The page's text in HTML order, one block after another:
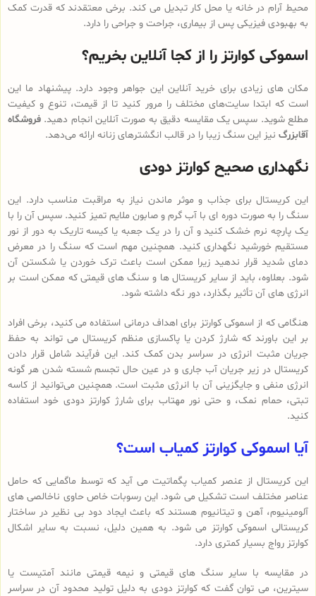
محیط آرام در خانه یا محل کار تبدیل می کند. برخی معتقدند که قدرت کمک
به بهبودی فیزیکی پس از بیماری، جراحت و جراحی را دارد.
اسموکی کوارتز را از کجا آنلاین بخریم؟
مکان های زیادی برای خرید آنلاین این جواهر وجود دارد. پیشنهاد ما این
است که ابتدا سایت‌های مختلف را مرور کنید تا از قیمت، تنوع و کیفیت
مطلع شوید. سپس یک مقایسه دقیق به صورت آنلاین انجام دهید. فروشگاه
آقابزرگ نیز این سنگ زیبا را در قالب انگشترهای زنانه ارائه می‌دهد.
نگهداری صحیح کوارتز دودی
این کریستال برای جذاب و موثر ماندن نیاز به مراقبت مناسب دارد. این
سنگ را به صورت دوره ای با آب گرم و صابون ملایم تمیز کنید. سپس آن را با
یک پارچه نرم خشک کنید و آن را در یک جعبه یا کیسه تاریک به دور از نور
مستقیم خورشید نگهداری کنید. همچنین مهم است که سنگ را در معرض
دمای شدید قرار ندهید زیرا ممکن است باعث ترک خوردن یا شکستن آن
شود. بعلاوه، باید از سایر کریستال ها و سنگ های قیمتی که ممکن است بر
انرژی های آن تأثیر بگذارد، دور نگه داشته شود.
هنگامی که از اسموکی کوارتز برای اهداف درمانی استفاده می کنید، برخی افراد
بر این باورند که شارژ کردن یا پاکسازی منظم کریستال می تواند به حفظ
جریان مثبت انرژی در سراسر بدن کمک کند. این فرآیند شامل قرار دادن
کریستال در زیر جریان آب جاری و در عین حال تجسم شسته شدن هر گونه
انرژی منفی و جایگزینی آن با انرژی مثبت است. همچنین می‌توانید از کاسه
تبتی، حمام نمک، و حتی نور مهتاب برای شارژ کوارتز دودی خود استفاده
کنید.
آیا اسموکی کوارتز کمیاب است؟
این کریستال از عنصر کمیاب پگماتیت می آید که توسط ماگمایی که حامل
عناصر مختلف است تشکیل می شود. این رسوبات خاص حاوی ناخالصی های
آلومینیوم، آهن و تیتانیوم هستند که باعث ایجاد دود بی نظیر در ساختار
کریستالی اسموکی کوارتز می شود. به همین دلیل، نسبت به سایر اشکال
کوارتز رواج بسیار کمتری دارد.
در مقایسه با سایر سنگ های قیمتی و نیمه قیمتی مانند آمتیست یا
سیترین، می توان گفت که کوارتز دودی به دلیل تولید محدود آن در سراسر